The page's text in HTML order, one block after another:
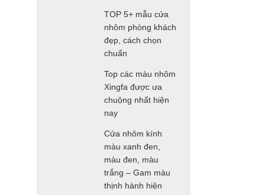
TOP 5+ mẫu cửa
nhôm phòng khách
đẹp, cách chọn
chuẩn
Top các màu nhôm
Xingfa được ưa
chuộng nhất hiện
nay
Cửa nhôm kính
màu xanh đen,
màu đen, màu
trắng – Gam màu
thịnh hành hiện